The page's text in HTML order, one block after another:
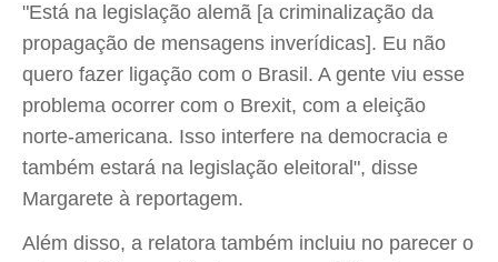
"Está na legislação alemã [a criminalização da
propagação de mensagens inverídicas]. Eu não
quero fazer ligação com o Brasil. A gente viu esse
problema ocorrer com o Brexit, com a eleição
norte-americana. Isso interfere na democracia e
também estará na legislação eleitoral", disse
Margarete à reportagem.
Além disso, a relatora também incluiu no parecer o